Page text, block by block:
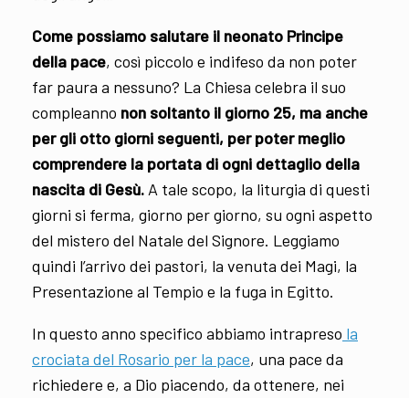
Come possiamo salutare il neonato Principe
della pace, così piccolo e indifeso da non poter
far paura a nessuno? La Chiesa celebra il suo
compleanno non soltanto il giorno 25, ma anche
per gli otto giorni seguenti, per poter meglio
comprendere la portata di ogni dettaglio della
nascita di Gesù. A tale scopo, la liturgia di questi
giorni si ferma, giorno per giorno, su ogni aspetto
del mistero del Natale del Signore. Leggiamo
quindi l’arrivo dei pastori, la venuta dei Magi, la
Presentazione al Tempio e la fuga in Egitto.
In questo anno specifico abbiamo intrapreso la
crociata del Rosario per la pace, una pace da
richiedere e, a Dio piacendo, da ottenere, nei